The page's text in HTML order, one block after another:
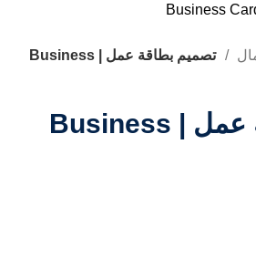
تصميم بطاقة عمل | Business
تصميم بطاقة عمل | Business